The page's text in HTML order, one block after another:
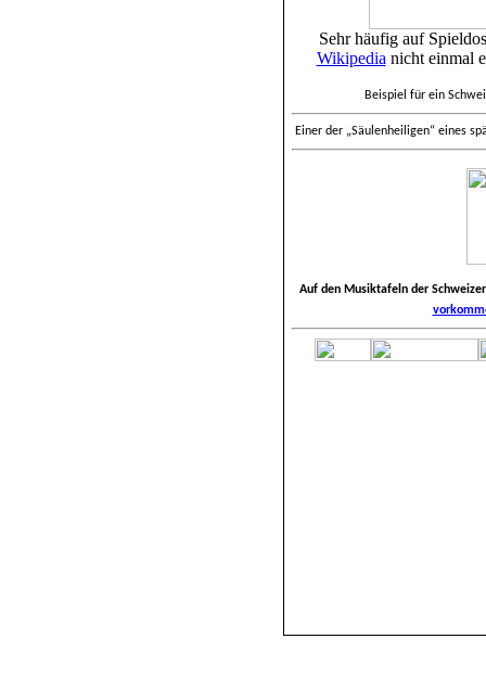
Sehr häufig auf
Wikipedia nicht einmal
Beispiel für ein
Einer der „Säulenheiligen“ eines
Auf den Musiktafeln der